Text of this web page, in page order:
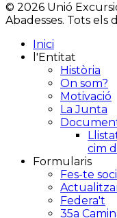
© 2026 Unió
Abadesses. Tots els
Inici
l'Entitat
Història
On som?
Motivació
La Junta
cim
Formularis
Fes-te soci
Federa't
35a